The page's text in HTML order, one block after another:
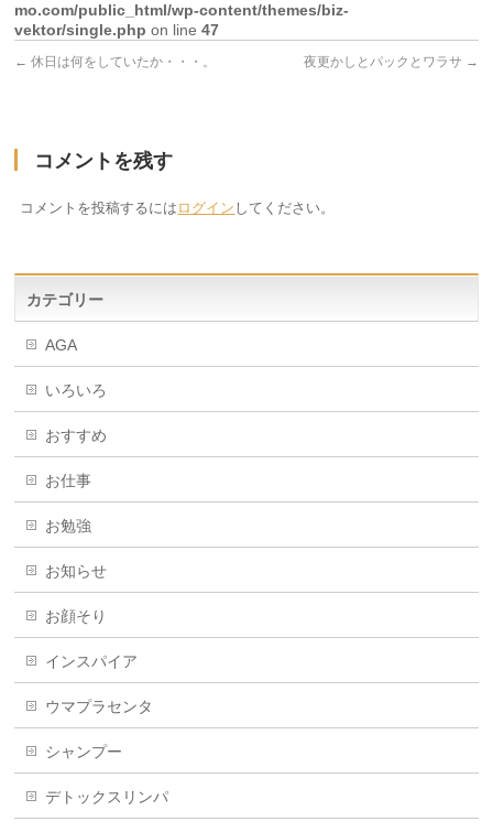
mo.com/public_html/wp-content/themes/biz-
vektor/single.php on line47
← 休日は何をしていたか・・・。 夜更かしとパックとワラサ →
コメントを残す
コメントを投稿するには ログイン してください。
カテゴリー
AGA
いろいろ
おすすめ
お仕事
お勉強
お知らせ
お顔そり
インスパイア
ウマプラセンタ
シャンプー
デトックスリンパ